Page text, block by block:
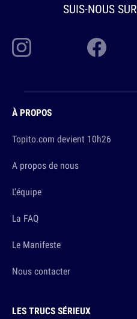
SUIS-NOUS SUR
À PROPOS
Topito.com devient 10h26
A propos de nous
L'équipe
La FAQ
Le Manifeste
Nous contacter
LES TRUCS SÉRIEUX